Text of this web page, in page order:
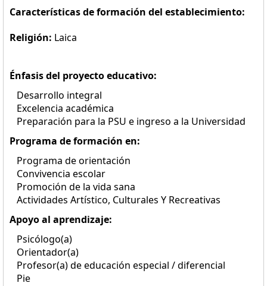
Características de formación del establecimiento:
Religión: Laica
Énfasis del proyecto educativo:
Desarrollo integral
Excelencia académica
Preparación para la PSU e ingreso a la Universidad
Programa de formación en:
Programa de orientación
Convivencia escolar
Promoción de la vida sana
Actividades Artístico, Culturales Y Recreativas
Apoyo al aprendizaje:
Psicólogo(a)
Orientador(a)
Profesor(a) de educación especial / diferencial
Pie